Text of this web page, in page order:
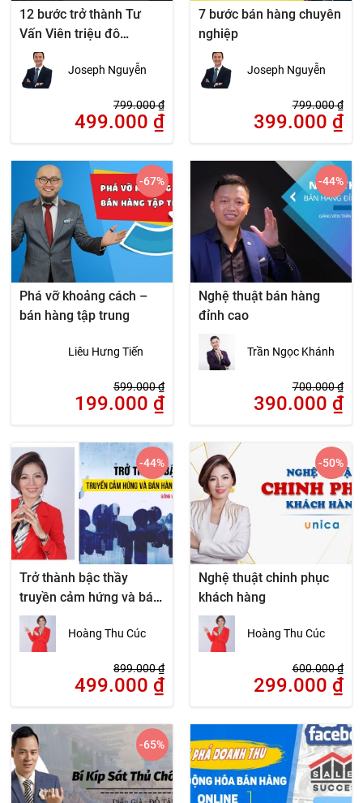
12 bước trở thành Tư
Vấn Viên triệu đô
(MDRT)
Joseph Nguyễn
799.000₫
499.000 ₫
7 bước bán hàng chuyên
nghiệp
Joseph Nguyễn
799.000₫
399.000 ₫
Phá vỡ khoảng cách –
bán hàng tập trung
Liêu Hưng Tiến
599.000₫
199.000 ₫
-67%
Nghệ thuật bán hàng
đỉnh cao
Trần Ngọc Khánh
700.000₫
390.000 ₫
-44%
Trở thành bậc thầy
truyền cảm hứng và bán
hàng sân khấu
Hoàng Thu Cúc
899.000₫
499.000 ₫
-44%
Nghệ thuật chinh phục
khách hàng
Hoàng Thu Cúc
600.000₫
299.000 ₫
-50%
-65%